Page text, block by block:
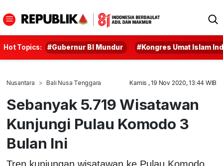
Hot Topics: #Gubernur BI Mundur #Kongres Umat Islam
Nusantara Bali Nusa Tenggara Kamis , 19 Nov 2020, 13:44 WIB
Sebanyak 5.719 Wisatawan
Kunjungi Pulau Komodo 3
Bulan Ini
Tren kunjungan wisatawan ke Pulau Komodo